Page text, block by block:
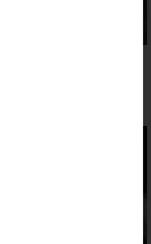
Plätzchen
mir auf dem Blog auch das
für die